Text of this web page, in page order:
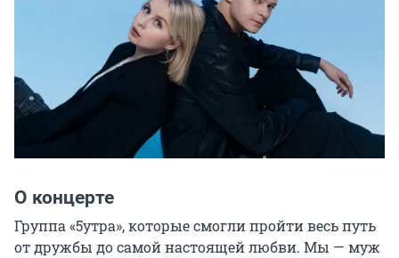
О концерте
Группа «5утра», которые смогли пройти весь путь
от дружбы до самой настоящей любви. Мы — муж